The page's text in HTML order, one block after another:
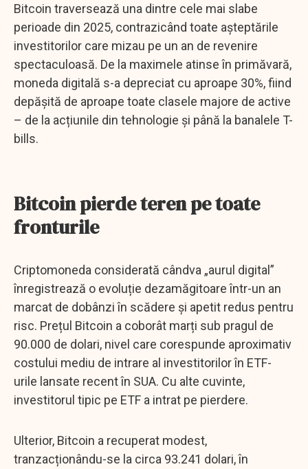
Bitcoin traversează una dintre cele mai slabe
perioade din 2025, contrazicând toate așteptările
investitorilor care mizau pe un an de revenire
spectaculoasă. De la maximele atinse în primăvară,
moneda digitală s-a depreciat cu aproape 30%, fiind
depășită de aproape toate clasele majore de active
– de la acțiunile din tehnologie și până la banalele T-
bills.
Bitcoin pierde teren pe toate
fronturile
Criptomoneda considerată cândva „aurul digital”
înregistrează o evoluție dezamăgitoare într-un an
marcat de dobânzi în scădere și apetit redus pentru
risc. Prețul Bitcoin a coborât marți sub pragul de
90.000 de dolari, nivel care corespunde aproximativ
costului mediu de intrare al investitorilor în ETF-
urile lansate recent în SUA. Cu alte cuvinte,
investitorul tipic pe ETF a intrat pe pierdere.
Ulterior, Bitcoin a recuperat modest,
tranzacționându-se la circa 93.241 dolari, în